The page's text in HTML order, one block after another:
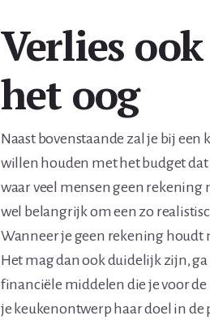
Verlies
het oog
Naast bovenstaande zal je bij
willen houden met het budget
waar veel mensen geen
wel belangrijk om een zo
Wanneer je geen rekening houdt
Het mag dan ook duidelijk zijn,
financiële middelen die je voor
je keukenontwerp haar doel in